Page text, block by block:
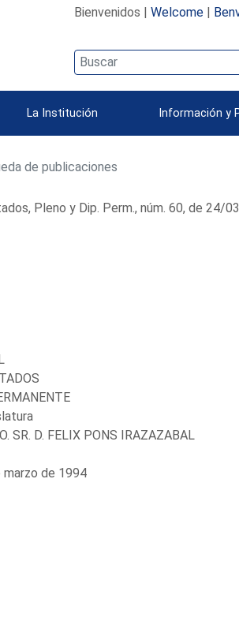
Bienvenidos | Welcome|
La Institución Información y
de publicaciones
Pleno y Dip. Perm., núm. 60, de 24/
SR. D. FELIX PONS IRAZAZABAL
de 1994